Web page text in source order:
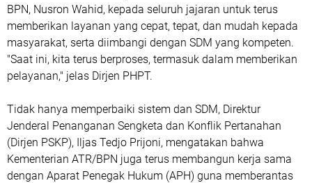
BPN, Nusron Wahid, kepada seluruh jajaran untuk terus
memberikan layanan yang cepat, tepat, dan mudah kepada
masyarakat, serta diimbangi dengan SDM yang kompeten.
"Saat ini, kita terus berproses, termasuk dalam memberikan
pelayanan," jelas Dirjen PHPT.
Tidak hanya memperbaiki sistem dan SDM, Direktur
Jenderal Penanganan Sengketa dan Konflik Pertanahan
(Dirjen PSKP), Iljas Tedjo Prijoni, mengatakan bahwa
Kementerian ATR/BPN juga terus membangun kerja sama
dengan Aparat Penegak Hukum (APH) guna memberantas